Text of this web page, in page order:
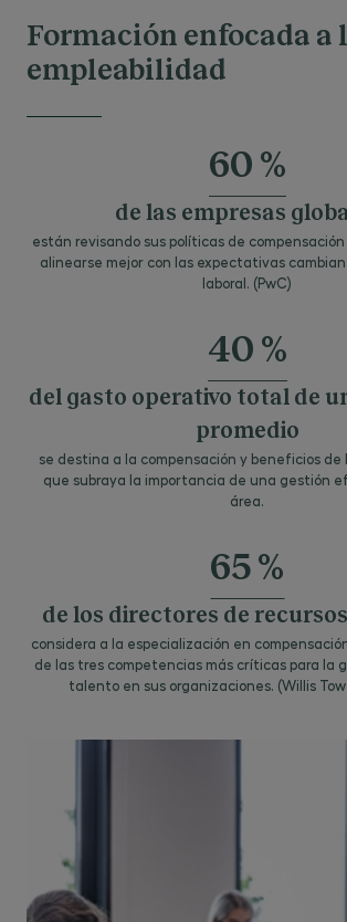
Formación enfocada a
empleabilidad
60 %
de las empresas
están revisando sus políticas de
alinearse mejor con las expectativas
laboral. (PwC)
40 %
del gasto operativo total de
promedio
se destina a la compensación y beneficios de
que subraya la importancia de una gestión
área.
65 %
de los directores de
considera a la especialización en
de las tres competencias más críticas para la
talento en sus organizaciones. (Willis